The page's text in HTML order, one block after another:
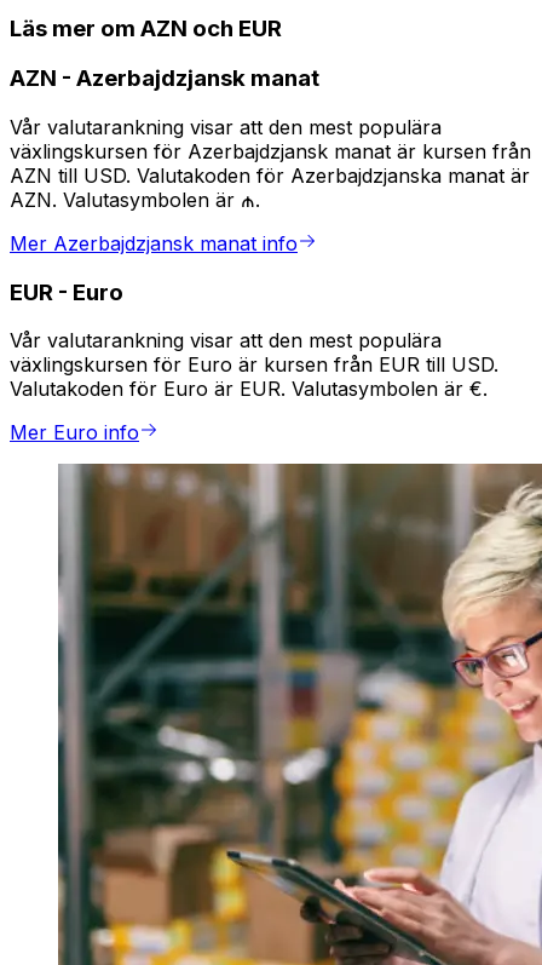
Läs mer om AZN och EUR
AZN - Azerbajdzjansk manat
Vår valutarankning visar att den mest populära
växlingskursen för Azerbajdzjansk manat är kursen från
AZN till USD. Valutakoden för Azerbajdzjanska manat är
AZN. Valutasymbolen är ₼.
Mer Azerbajdzjansk manat info
EUR - Euro
Vår valutarankning visar att den mest populära
växlingskursen för Euro är kursen från EUR till USD.
Valutakoden för Euro är EUR. Valutasymbolen är €.
Mer Euro info